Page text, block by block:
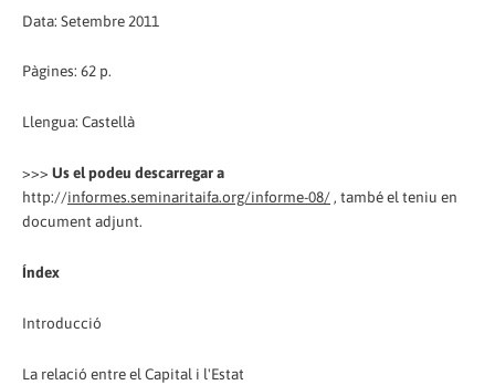
Data: Setembre 2011
Pàgines: 62 p.
Llengua: Castellà
>>> Us el podeu descarregar a
http://informes.seminaritaifa.org/informe-08/, també el teniu en
document adjunt.
Índex
Introducció
La relació entre el Capital i l'Estat